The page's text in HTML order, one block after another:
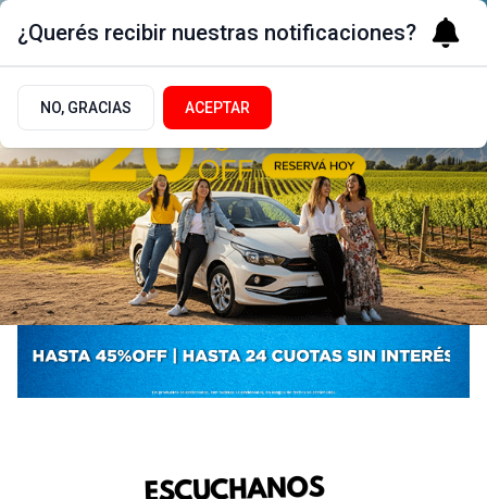
¿Querés recibir nuestras notificaciones?
NO, GRACIAS ACEPTAR